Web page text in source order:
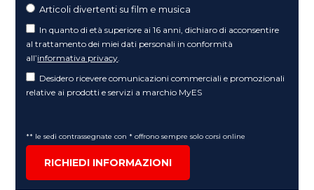
Articoli divertenti su film e musica
In quanto di età superiore ai 16 anni, dichiaro di acconsentire
al trattamento dei miei dati personali in conformità
all’informativa privacy
Desidero ricevere comunicazioni commerciali e promozionali
relative ai prodotti e servizi a marchio MyES
** le sedi contrassegnate con * offrono sempre solo corsi online
RICHIEDI INFORMAZIONI